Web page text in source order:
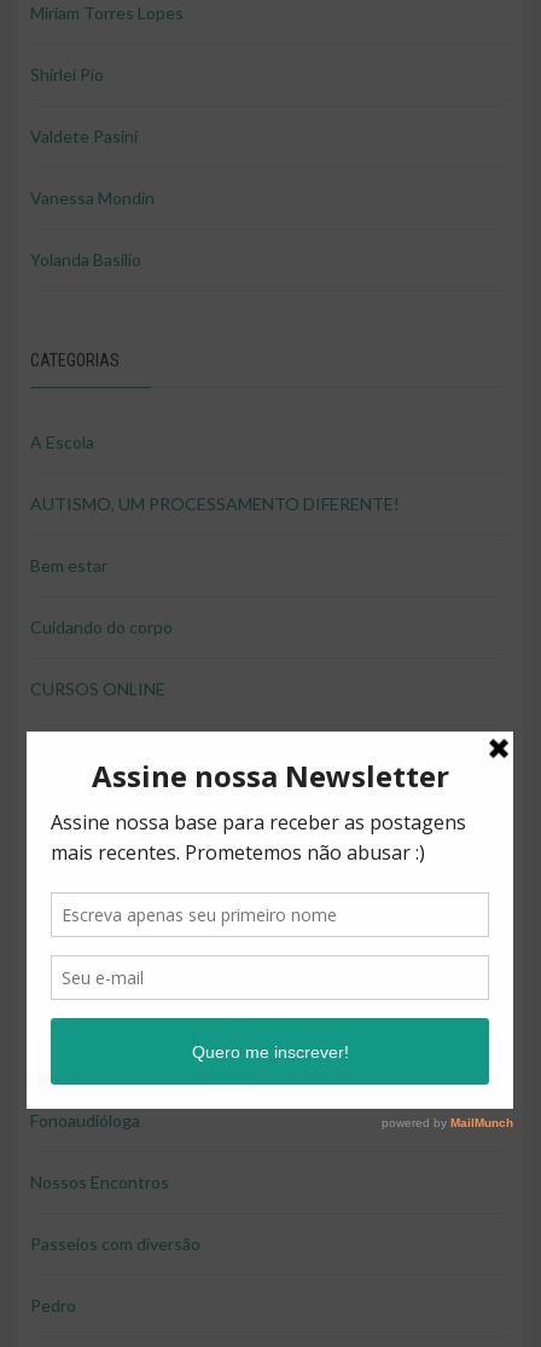
Miriam Torres Lopes
Shirlei Pio
Valdete Pasini
Vanessa Mondin
Yolanda Basilio
CATEGORIAS
A Escola
AUTISMO, UM PROCESSAMENTO DIFERENTE!
Bem estar
Cuidando do corpo
CURSOS ONLINE
Direitos
Educação
Educação e diversão
Educação financeira para crianças
Fonoaudióloga
Nossos Encontros
Passeios com diversão
Pedro